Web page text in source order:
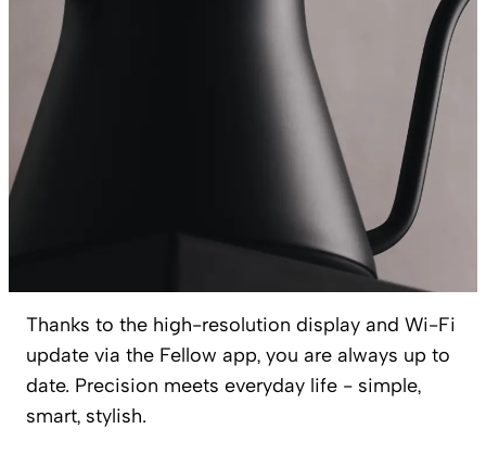
Thanks to the high-resolution display and Wi-Fi
update via the Fellow app, you are always up to
date. Precision meets everyday life - simple,
smart, stylish.